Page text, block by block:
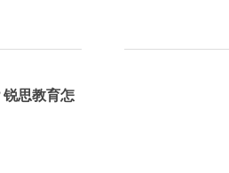
锐思教育怎